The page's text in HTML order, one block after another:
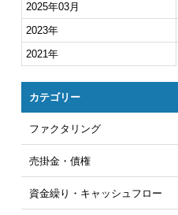
2025年03月
2023年
2021年
カテゴリー
ファクタリング
売掛金・債権
資金繰り・キャッシュフロー